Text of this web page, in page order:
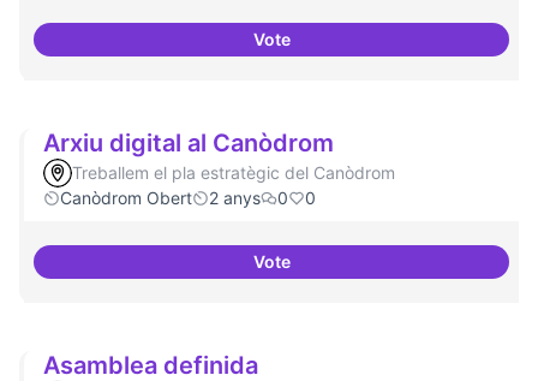
VoteArtistes i programari lliure
Arxiu digital al Canòdrom
Treballem el pla estratègic del Canòdrom
Canòdrom Obert
2 anys 0 0
VoteArxiu digital al Canòdrom
Asamblea definida